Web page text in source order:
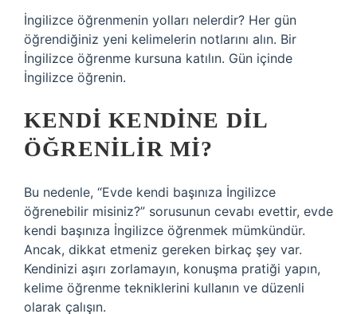
İngilizce öğrenmenin yolları nelerdir? Her gün
öğrendiğiniz yeni kelimelerin notlarını alın. Bir
İngilizce öğrenme kursuna katılın. Gün içinde
İngilizce öğrenin.
KENDI KENDINE DIL
ÖĞRENILIR MI?
Bu nedenle, “Evde kendi başınıza İngilizce
öğrenebilir misiniz?” sorusunun cevabı evettir, evde
kendi başınıza İngilizce öğrenmek mümkündür.
Ancak, dikkat etmeniz gereken birkaç şey var.
Kendinizi aşırı zorlamayın, konuşma pratiği yapın,
kelime öğrenme tekniklerini kullanın ve düzenli
olarak çalışın.